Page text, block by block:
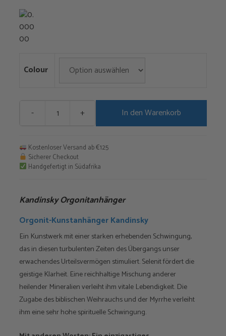
Colour
-
Menge
+ In den Warenkorb
Kostenloser Versand ab €125
Sicherer Checkout
Handgefertigt in Südafrika
Kandinsky Orgonitanhänger
Orgonit-Kunstanhänger Kandinsky
Ein Kunstwerk mit einer starken erhebenden Schwingung,
das in diesen turbulenten Zeiten des Übergangs unser
erwachendes Urteilsvermögen stimuliert. Selenit fördert die
geistige Klarheit. Eine reichhaltige Mischung anderer
heilender Mineralien verleiht ihm vitale Lebendigkeit. Die
Zugabe des biblischen Weihrauchs und der Myrrhe verleiht
ihm eine sehr hohe spirituelle Schwingung.